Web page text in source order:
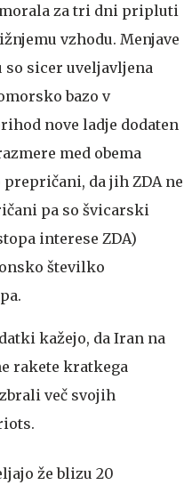
za tri dni pripluti
vzhodu. Menjave
sicer uveljavljena
bazo v
nove ladje dodaten
med obema
da jih ZDA ne
pa so švicarski
interese ZDA)
številko
kažejo, da Iran na
rakete kratkega
več svojih